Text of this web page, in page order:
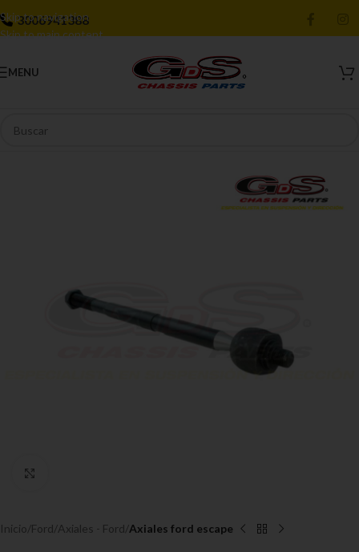
Skip to navigation
Skip to main content
3006941388
MENU
Inicio Ford Axiales - Ford Axiales ford escape